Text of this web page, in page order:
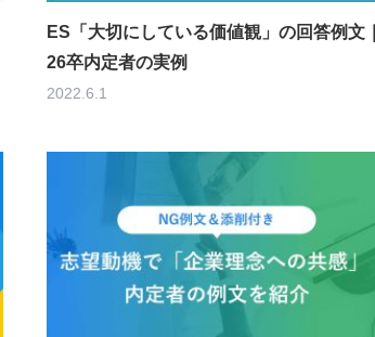
ES「大切にしている価値観」の回答例文｜
26卒内定者の実例
2022.6.1